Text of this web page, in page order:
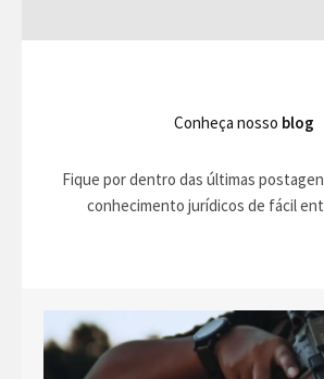
Conheça nosso blog
Fique por dentro das últimas
conhecimento jurídicos de fácil